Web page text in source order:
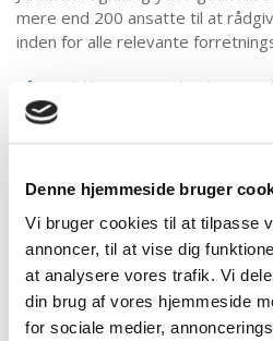
Denne hjemmeside bruger
Vi bruger cookies til at tilpasse
annoncer, til at vise dig
at analysere vores trafik. Vi
din brug af vores hjemmeside
for sociale medier,
mere end 200 ansatte til at
inden for alle relevante
Få overblik over Dansk Erhvervs
Danmarks Våbenhandlerforening
efterspørger.Bemærk, at nogle
jeres Dansk Erhverv-login.
Derudover kan du bl.a. finde
forskellige situationer og en
forskellige temaer om alt fra
til løn og opsigelse: